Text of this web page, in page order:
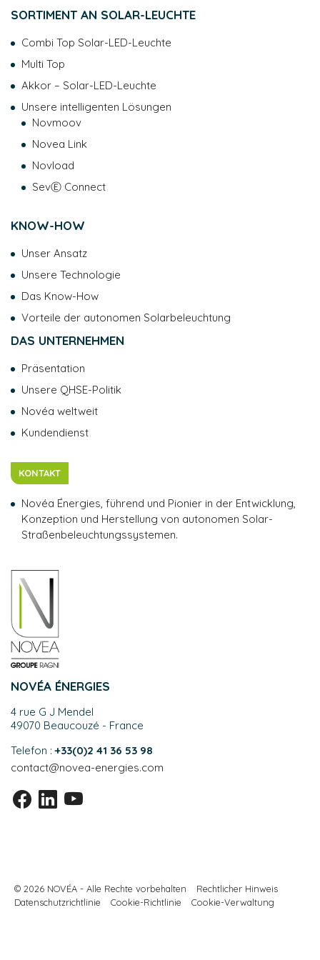
NOVÉA ÉNERGIES
4 rue G J Mendel
49070 Beaucouzé - France
Telefon :+33(0)2 41 36 53 98
contact@novea-energies.com
SORTIMENT AN SOLAR-LEUCHTE
Combi Top Solar-LED-Leuchte
Multi Top
Akkor – Solar-LED-Leuchte
Unsere intelligenten Lösungen
Novmoov
Novea Link
Novload
SevⒺ Connect
KNOW-HOW
Unser Ansatz
Unsere Technologie
Das Know-How
Vorteile der autonomen Solarbeleuchtung
DAS UNTERNEHMEN
Präsentation
Unsere QHSE-Politik
Novéa weltweit
Kundendienst
KONTAKT
Novéa Énergies, führend und Pionier in der Entwicklung,
Konzeption und Herstellung von autonomen Solar-
Straßenbeleuchtungssystemen.
© 2026 NOVÉA - Alle Rechte vorbehalten
Rechtlicher Hinweis
Datenschutzrichtlinie
Cookie-Richtlinie Cookie-Verwaltung